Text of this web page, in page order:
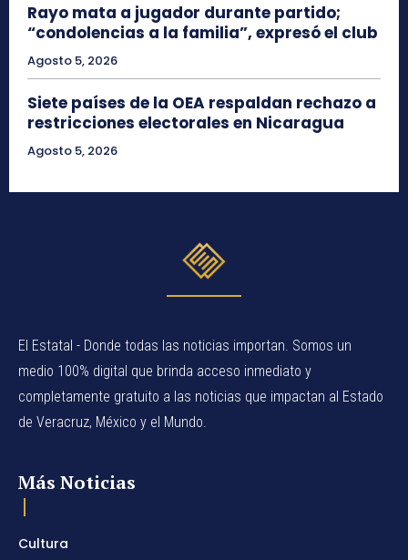
Rayo mata a jugador durante partido;
“condolencias a la familia”, expresó el club
Agosto 5, 2026
Siete países de la OEA respaldan rechazo a
restricciones electorales en Nicaragua
Agosto 5, 2026
El Estatal - Donde todas las noticias importan. Somos un
medio 100% digital que brinda acceso inmediato y
completamente gratuito a las noticias que impactan al Estado
de Veracruz, México y el Mundo.
Más Noticias
Cultura